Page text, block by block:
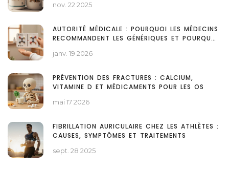
nov. 22 2025
AUTORITÉ MÉDICALE : POURQUOI LES MÉDECINS
RECOMMANDENT LES GÉNÉRIQUES ET POURQUOI
janv. 19 2026
PRÉVENTION DES FRACTURES : CALCIUM,
VITAMINE D ET MÉDICAMENTS POUR LES OS
mai 17 2026
FIBRILLATION AURICULAIRE CHEZ LES ATHLÈTES :
CAUSES, SYMPTÔMES ET TRAITEMENTS
sept. 28 2025